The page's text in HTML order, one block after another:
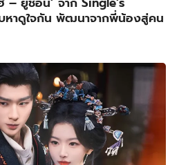
หาดูใจกัน พัฒนาจากพี่น้องสู่คน